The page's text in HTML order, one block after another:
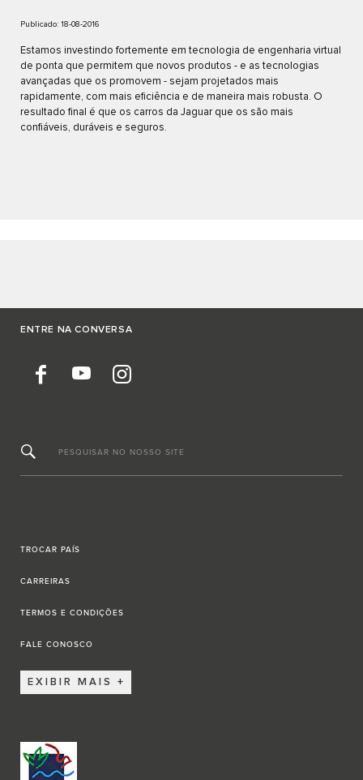
Publicado: 18-08-2016
Estamos investindo fortemente em tecnologia de engenharia virtual
de ponta que permitem que novos produtos - e as tecnologias
avançadas que os promovem - sejam projetados mais
rapidamente, com mais eficiência e de maneira mais robusta. O
resultado final é que os carros da Jaguar que os são mais
confiáveis, duráveis e seguros.
ENTRE NA CONVERSA
PESQUISAR NO NOSSO SITE
TROCAR PAÍS
CARREIRAS
TERMOS E CONDIÇÕES
FALE CONOSCO
EXIBIR MAIS